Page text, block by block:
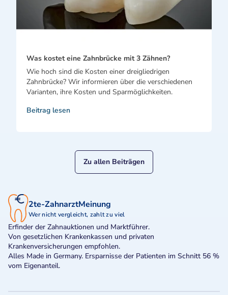
Was kostet eine Zahnbrücke mit 3 Zähnen?
Wie hoch sind die Kosten einer dreigliedrigen
Zahnbrücke? Wir informieren über die verschiedenen
Varianten, ihre Kosten und Sparmöglichkeiten.
Beitrag lesen
Zu allen Beiträgen
2te-ZahnarztMeinung
Wer nicht vergleicht, zahlt zu viel
Erfinder der Zahnauktionen und Marktführer.
Von gesetzlichen Krankenkassen und privaten
Krankenversicherungen empfohlen.
Alles Made in Germany. Ersparnisse der Patienten im Schnitt 56 %
vom Eigenanteil.